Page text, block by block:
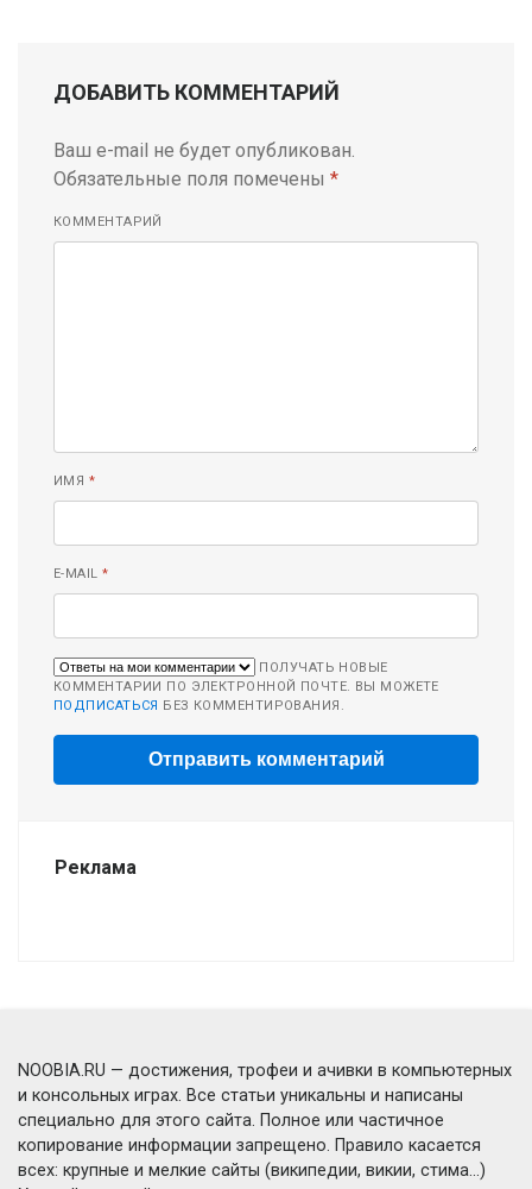
ДОБАВИТЬ КОММЕНТАРИЙ
Ваш e-mail не будет опубликован.
Обязательные поля помечены *
КОММЕНТАРИЙ
ИМЯ *
E-MAIL*
ПОЛУЧАТЬ НОВЫЕ
КОММЕНТАРИИ ПО ЭЛЕКТРОННОЙ ПОЧТЕ. ВЫ МОЖЕТЕ
ПОДПИСАТЬСЯ БЕЗ КОММЕНТИРОВАНИЯ.
Реклама
NOOBIA.RU — достижения, трофеи и ачивки в компьютерных
и консольных играх. Все статьи уникальны и написаны
специально для этого сайта. Полное или частичное
копирование информации запрещено. Правило касается
всех: крупные и мелкие сайты (википедии, викии, стима...)